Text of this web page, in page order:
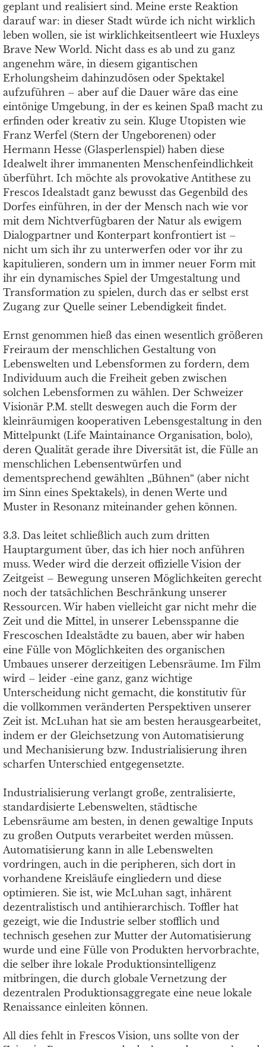
geplant und realisiert sind. Meine erste Reaktion
darauf war: in dieser Stadt würde ich nicht wirklich
leben wollen, sie ist wirklichkeitsentleert wie Huxleys
Brave New World. Nicht dass es ab und zu ganz
angenehm wäre, in diesem gigantischen
Erholungsheim dahinzudösen oder Spektakel
aufzuführen – aber auf die Dauer wäre das eine
eintönige Umgebung, in der es keinen Spaß macht zu
erfinden oder kreativ zu sein. Kluge Utopisten wie
Franz Werfel (Stern der Ungeborenen) oder
Hermann Hesse (Glasperlenspiel) haben diese
Idealwelt ihrer immanenten Menschenfeindlichkeit
überführt. Ich möchte als provokative Antithese zu
Frescos Idealstadt ganz bewusst das Gegenbild des
Dorfes einführen, in der der Mensch nach wie vor
mit dem Nichtverfügbaren der Natur als ewigem
Dialogpartner und Konterpart konfrontiert ist –
nicht um sich ihr zu unterwerfen oder vor ihr zu
kapitulieren, sondern um in immer neuer Form mit
ihr ein dynamisches Spiel der Umgestaltung und
Transformation zu spielen, durch das er selbst erst
Zugang zur Quelle seiner Lebendigkeit findet.
Ernst genommen hieß das einen wesentlich größeren
Freiraum der menschlichen Gestaltung von
Lebenswelten und Lebensformen zu fordern, dem
Individuum auch die Freiheit geben zwischen
solchen Lebensformen zu wählen. Der Schweizer
Visionär P.M. stellt deswegen auch die Form der
kleinräumigen kooperativen Lebensgestaltung in den
Mittelpunkt (Life Maintainance Organisation, bolo),
deren Qualität gerade ihre Diversität ist, die Fülle an
menschlichen Lebensentwürfen und
dementsprechend gewählten „Bühnen“ (aber nicht
im Sinn eines Spektakels), in denen Werte und
Muster in Resonanz miteinander gehen können.
3.3. Das leitet schließlich auch zum dritten
Hauptargument über, das ich hier noch anführen
muss. Weder wird die derzeit offizielle Vision der
Zeitgeist – Bewegung unseren Möglichkeiten gerecht
noch der tatsächlichen Beschränkung unserer
Ressourcen. Wir haben vielleicht gar nicht mehr die
Zeit und die Mittel, in unserer Lebensspanne die
Frescoschen Idealstädte zu bauen, aber wir haben
eine Fülle von Möglichkeiten des organischen
Umbaues unserer derzeitigen Lebensräume. Im Film
wird – leider -eine ganz, ganz wichtige
Unterscheidung nicht gemacht, die konstitutiv für
die vollkommen veränderten Perspektiven unserer
Zeit ist. McLuhan hat sie am besten herausgearbeitet,
indem er der Gleichsetzung von Automatisierung
und Mechanisierung bzw. Industrialisierung ihren
scharfen Unterschied entgegensetzte.
Industrialisierung verlangt große, zentralisierte,
standardisierte Lebenswelten, städtische
Lebensräume am besten, in denen gewaltige Inputs
zu großen Outputs verarbeitet werden müssen.
Automatisierung kann in alle Lebenswelten
vordringen, auch in die peripheren, sich dort in
vorhandene Kreisläufe eingliedern und diese
optimieren. Sie ist, wie McLuhan sagt, inhärent
dezentralistisch und antihierarchisch. Toffler hat
gezeigt, wie die Industrie selber stofflich und
technisch gesehen zur Mutter der Automatisierung
wurde und eine Fülle von Produkten hervorbrachte,
die selber ihre lokale Produktionsintelligenz
mitbringen, die durch globale Vernetzung der
dezentralen Produktionsaggregate eine neue lokale
Renaissance einleiten können.
All dies fehlt in Frescos Vision, uns sollte von der